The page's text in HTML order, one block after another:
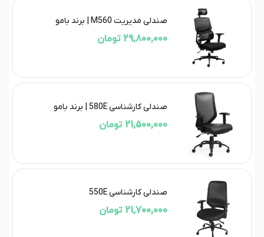
صندلی مدیریت M560 | برند بامو
29,800,000 تومان
صندلی کارشناسی 580E | برند بامو
21,500,000 تومان
صندلی کارشناسی 550E
21,700,000 تومان